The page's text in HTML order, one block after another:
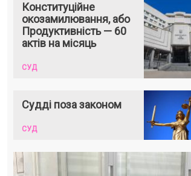
Конституційне
окозамилювання, або
Продуктивність — 60
актів на місяць
СУД
Судді поза законом
СУД